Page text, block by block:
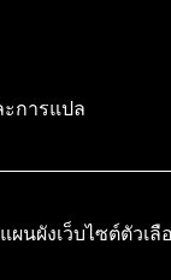
ะการแปล
แผนผังเว็บไซต์ตัวเ